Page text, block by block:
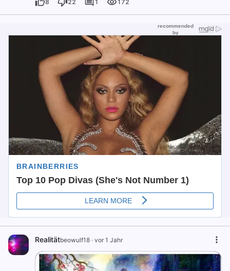
8 22 1 172
Realitätbeowulf18 · vor 1 Jahr